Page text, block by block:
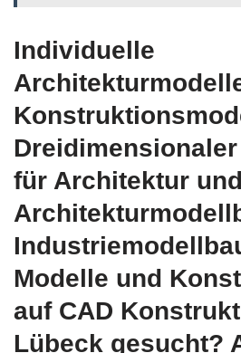
Individuelle
für Architektur
Modelle und
auf CAD
Lübeck gesucht?